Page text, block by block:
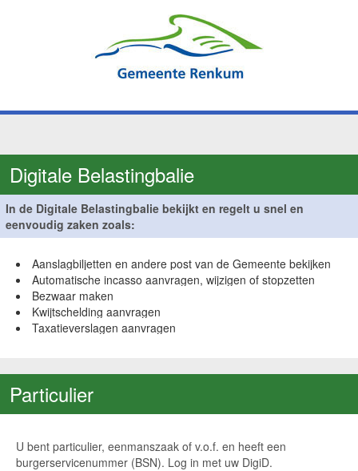
Digitale Belastingbalie
In de Digitale Belastingbalie bekijkt en regelt u snel en
eenvoudig zaken zoals:
Aanslagbiljetten en andere post van de Gemeente bekijken
Automatische incasso aanvragen, wijzigen of stopzetten
Bezwaar maken
Kwijtschelding aanvragen
Taxatieverslagen aanvragen
Particulier
U bent particulier, eenmanszaak of v.o.f. en heeft een
burgerservicenummer (BSN). Log in met uw DigiD.